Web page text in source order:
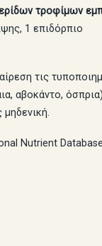
τροφίμων
1 επιδόρπιο
τις
αβοκάντο,
Nutrient